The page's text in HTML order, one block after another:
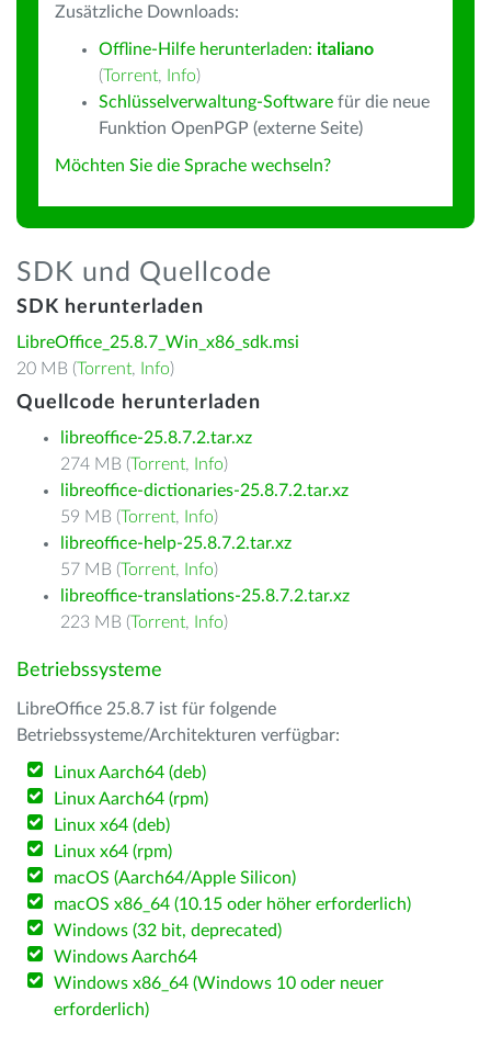
Zusätzliche Downloads:
Offline-Hilfe herunterladen: italiano
(Torrent, Info)
Schlüsselverwaltung-Software für die neue
Funktion OpenPGP (externe Seite)
Möchten Sie die Sprache wechseln?
SDK und Quellcode
SDK herunterladen
LibreOffice_25.8.7_Win_x86_sdk.msi
20 MB (Torrent, Info)
Quellcode herunterladen
libreoffice-25.8.7.2.tar.xz
274 MB (Torrent, Info)
libreoffice-dictionaries-25.8.7.2.tar.xz
59 MB (Torrent, Info)
libreoffice-help-25.8.7.2.tar.xz
57 MB (Torrent, Info)
libreoffice-translations-25.8.7.2.tar.xz
223 MB (Torrent, Info)
Betriebssysteme
LibreOffice 25.8.7 ist für folgende
Betriebssysteme/Architekturen verfügbar:
Linux Aarch64 (deb)
Linux Aarch64 (rpm)
Linux x64 (deb)
Linux x64 (rpm)
macOS (Aarch64/Apple Silicon)
macOS x86_64 (10.15 oder höher erforderlich)
Windows (32 bit, deprecated)
Windows Aarch64
Windows x86_64 (Windows 10 oder neuer
erforderlich)